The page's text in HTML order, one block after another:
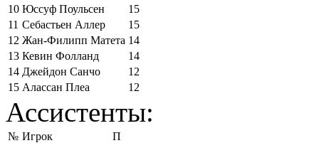
10 Юссуф Поульсен
15
11 Себастьен Аллер
15
12 Жан-Филипп Матета 14
13 Кевин Фолланд
14
14 Джейдон Санчо
12
15 Алассан Плеа 12
Ассистенты:
№ Игрок
П